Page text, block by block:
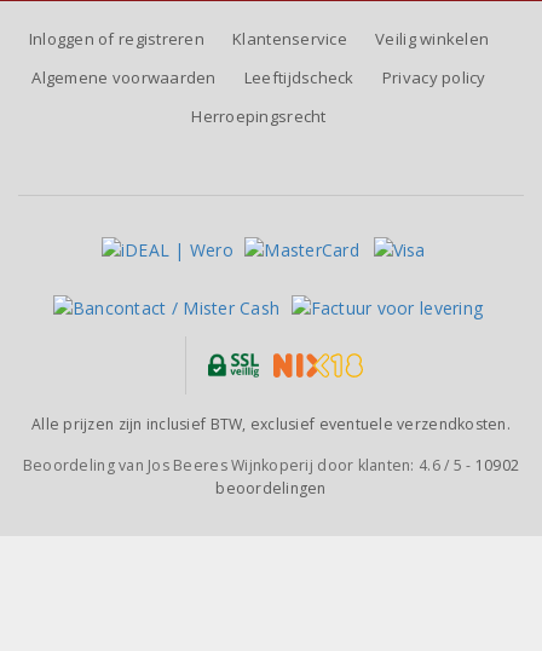
Inloggen of registreren Klantenservice
Veilig winkelen
Algemene voorwaarden
Leeftijdscheck
Privacy policy
Herroepingsrecht
Alle prijzen zijn inclusief BTW, exclusief eventuele verzendkosten.
Beoordeling van Jos Beeres Wijnkoperij door klanten: 4.6/ 5 - 10902
beoordelingen